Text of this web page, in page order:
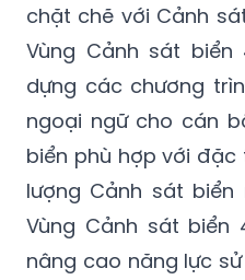
chặt chẽ với Cảnh
Vùng Cảnh sát
dựng các chương
ngoại ngữ cho cán
biển phù hợp với
lượng Cảnh sát biển
Vùng Cảnh sát biển
nâng cao năng lực